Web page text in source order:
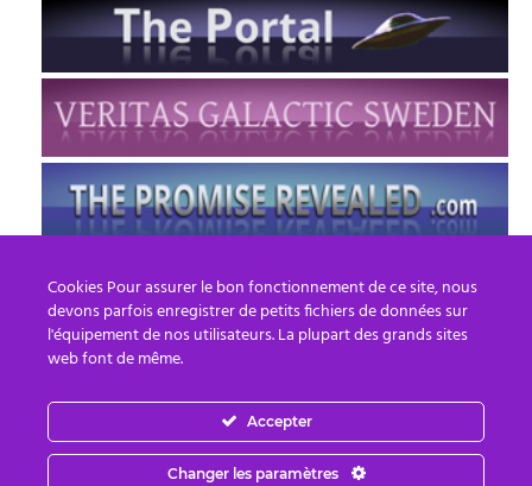
FR EN
© 2013 - 2026 PREPARE FOR CHANGE
Cookies Pour assurer le bon fonctionnement de ce site, nous
devons parfois enregistrer de petits fichiers de données sur
l'équipement de nos utilisateurs. La plupart des grands sites
web font de même.
Accepter
Changer les paramètres